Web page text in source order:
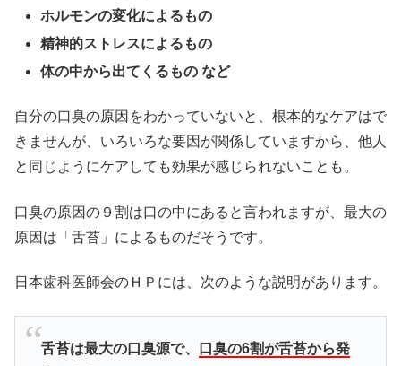
ホルモンの変化によるもの
精神的ストレスによるもの
体の中から出てくるもの など
自分の口臭の原因をわかっていないと、根本的なケアはで
きませんが、いろいろな要因が関係していますから、他人
と同じようにケアしても効果が感じられないことも。
口臭の原因の９割は口の中にあると言われますが、最大の
原因は「舌苔」によるものだそうです。
日本歯科医師会のＨＰには、次のような説明があります。
舌苔は最大の口臭源で、
口臭の6割が舌苔から発